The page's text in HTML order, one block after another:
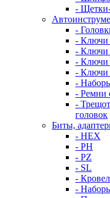
-
-
- Ключи
- Ключи
- Ключи
- Ключи
-
- Ремни
-
головок
Биты,
- HEX
- PH
- PZ
- SL
-
-